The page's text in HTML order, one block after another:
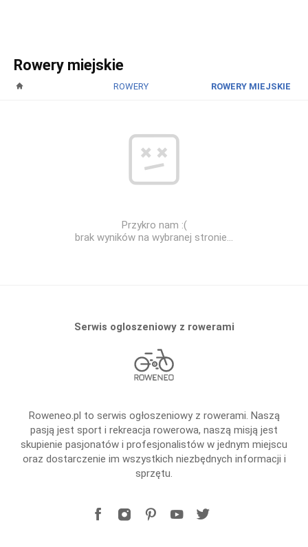
Rowery miejskie
ROWERY ROWERY MIEJSKIE
Przykro nam :(
brak wyników na wybranej stronie...
Serwis ogloszeniowy z rowerami
Roweneo.pl to serwis ogłoszeniowy z rowerami. Naszą
pasją jest sport i rekreacja rowerowa, naszą misją jest
skupienie pasjonatów i profesjonalistów w jednym miejscu
oraz dostarczenie im wszystkich niezbędnych informacji i
sprzętu.